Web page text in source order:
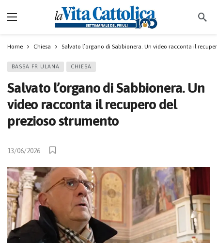
Home Chiesa Salvato l’organo di Sabbionera. Un video racconta il
BASSA FRIULANA CHIESA
Salvato l’organo di Sabbionera. Un
video racconta il recupero del
prezioso strumento
13/06/2026